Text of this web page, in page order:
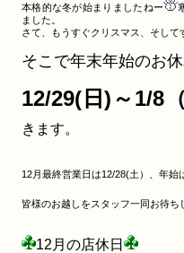
本格的な冬が始まりましたねー
ました。
さて、もうすぐクリスマス、そして
そこで年末年始のお
12/29(日)～1/8（
きます。
12月最終営業日は12/28(土）、年始
皆様のお越しをスタッフ一同お待ち
12月の店休日